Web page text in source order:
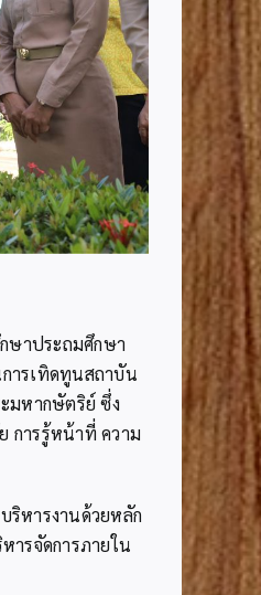
ษาประถมศึกษา
ารเทิดทูนสถาบัน
มหากษัตริย์ ซึ่ง
การรู้หน้าที่ ความ
ริหารงานด้วยหลัก
ารจัดการภายใน